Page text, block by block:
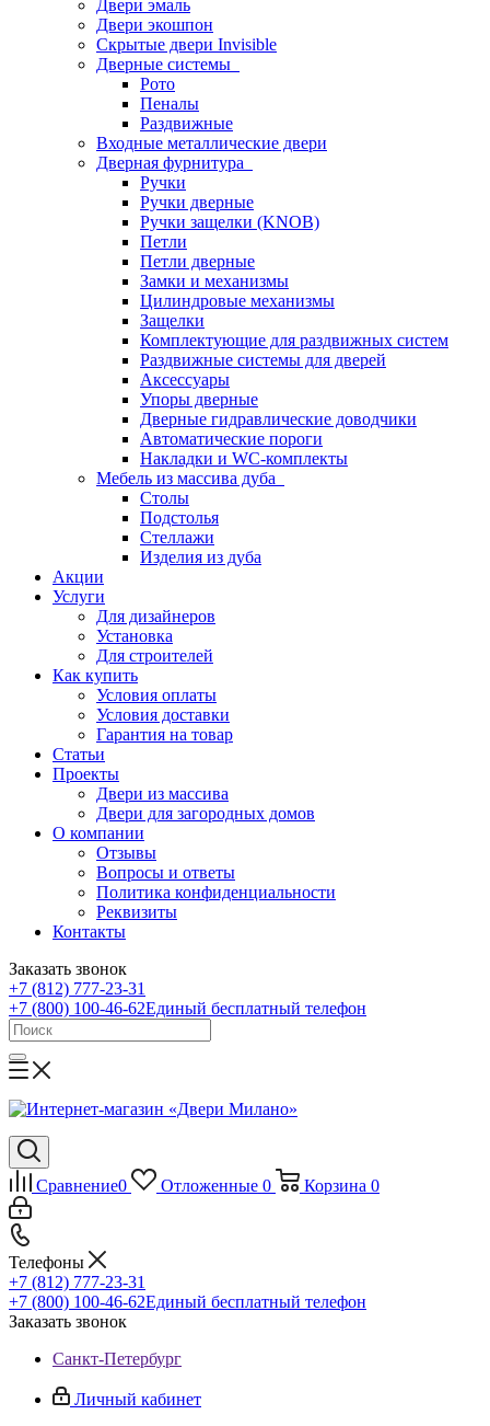
Двери эмаль
Двери экошпон
Скрытые двери Invisible
Дверные системы
Рото
Пеналы
Раздвижные
Входные металлические двери
Дверная фурнитура
Ручки
Ручки дверные
Ручки защелки (KNOB)
Петли
Петли дверные
Замки и механизмы
Цилиндровые механизмы
Защелки
Комплектующие для раздвижных систем
Раздвижные системы для дверей
Аксессуары
Упоры дверные
Дверные гидравлические доводчики
Автоматические пороги
Накладки и WC-комплекты
Мебель из массива дуба
Столы
Подстолья
Стеллажи
Изделия из дуба
Акции
Услуги
Для дизайнеров
Установка
Для строителей
Как купить
Условия оплаты
Условия доставки
Гарантия на товар
Статьи
Проекты
Двери из массива
Двери для загородных домов
О компании
Отзывы
Вопросы и ответы
Политика конфиденциальности
Реквизиты
Контакты
Заказать звонок
+7 (812) 777-23-31
+7 (800) 100-46-62Единый бесплатный телефон
Сравнение0 Отложенные 0 Корзина 0
Телефоны
+7 (812) 777-23-31
+7 (800) 100-46-62Единый бесплатный телефон
Заказать звонок
Санкт-Петербург
Личный кабинет